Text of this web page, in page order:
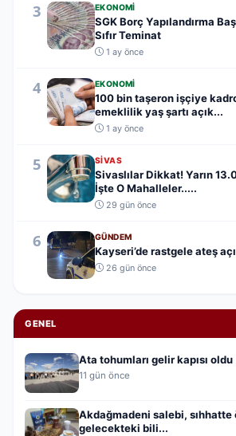
3 EKONOMI
SGK Borç Yapılandırma
Sıfır Teminat
1 ay önce
4 EKONOMI
100 bin taşeron işçiye
emeklilik yaş şartı açık...
1 ay önce
5 SIVAS
Sivaslılar Dikkat! Yarın
İşte O Mahalleler.....
29 gün önce
6 GÜNDEM
Kayseri’de rastgele ateş
26 gün önce
GENEL
Ata tohumları gelir kapısı oldu
11 gün önce
Akdağmadeni salebi,
gelecekteki bili...